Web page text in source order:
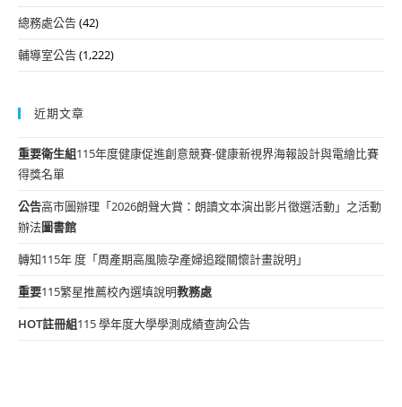
總務處公告(42)
輔導室公告(1,222)
近期文章
重要衛生組115年度健康促進創意競賽-健康新視界海報設計與電繪比賽
得獎名單
公告高市圖辦理「2026朗聲大賞：朗讀文本演出影片徵選活動」之活動
辦法圖書館
轉知115年 度「周產期高風險孕產婦追蹤關懷計畫說明」
重要115繁星推薦校內選填說明教務處
HOT註冊組115 學年度大學學測成績查詢公告